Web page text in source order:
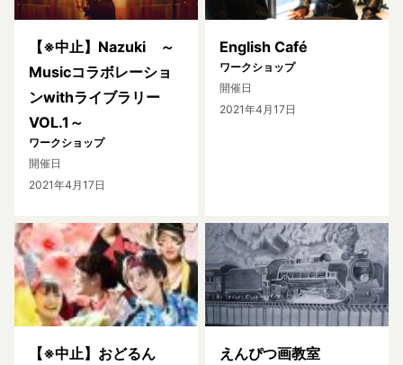
【※中止】Nazuki ～
Musicコラボレーショ
ンwithライブラリー
VOL.1～
ワークショップ
開催日
2021年4月17日
English Café
ワークショップ
開催日
2021年4月17日
【※中止】おどるん
えんぴつ画教室